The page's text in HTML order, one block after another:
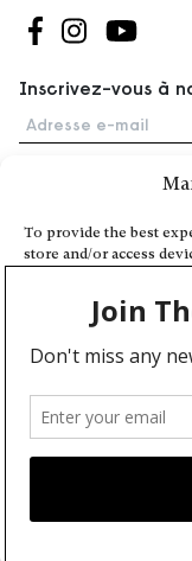
To provide the best
store and/or access
or unique IDs on this
may adversely affect
Suivez-nous sur
Suivez-nous
Suivez-
Inscrivez-vous à
Adresse e-mail
Accueil
Événements
À propos
Partenaires
Contact
Conditions
Confidentialité et
Communiquer